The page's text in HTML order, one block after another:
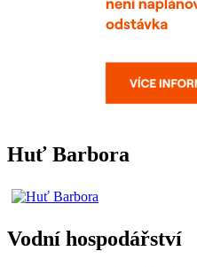
Huť Barbora
Vodní hospodářství